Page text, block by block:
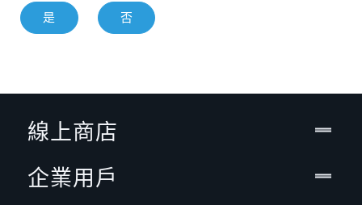
是 否
線上商店
企業用戶